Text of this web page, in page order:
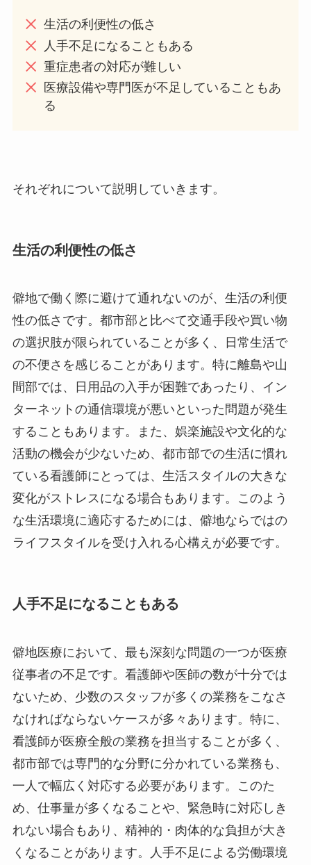
生活の利便性の低さ
人手不足になることもある
重症患者の対応が難しい
医療設備や専門医が不足していることもあ
る
それぞれについて説明していきます。
生活の利便性の低さ
僻地で働く際に避けて通れないのが、生活の利便
性の低さです。都市部と比べて交通手段や買い物
の選択肢が限られていることが多く、日常生活で
の不便さを感じることがあります。特に離島や山
間部では、日用品の入手が困難であったり、イン
ターネットの通信環境が悪いといった問題が発生
することもあります。また、娯楽施設や文化的な
活動の機会が少ないため、都市部での生活に慣れ
ている看護師にとっては、生活スタイルの大きな
変化がストレスになる場合もあります。このよう
な生活環境に適応するためには、僻地ならではの
ライフスタイルを受け入れる心構えが必要です。
人手不足になることもある
僻地医療において、最も深刻な問題の一つが医療
従事者の不足です。看護師や医師の数が十分では
ないため、少数のスタッフが多くの業務をこなさ
なければならないケースが多々あります。特に、
看護師が医療全般の業務を担当することが多く、
都市部では専門的な分野に分かれている業務も、
一人で幅広く対応する必要があります。このた
め、仕事量が多くなることや、緊急時に対応しき
れない場合もあり、精神的・肉体的な負担が大き
くなることがあります。人手不足による労働環境